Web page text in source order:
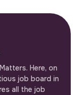
Here, on
job board in
all the job